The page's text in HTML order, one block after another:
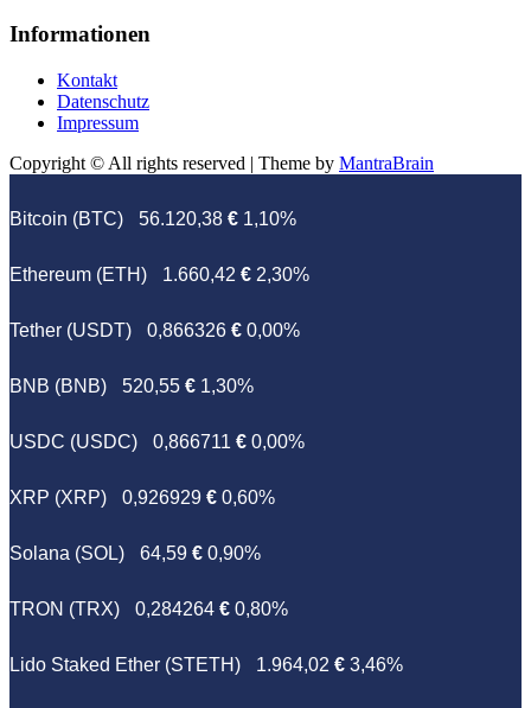
Informationen
Kontakt
Datenschutz
Impressum
Copyright © All rights reserved | Theme by MantraBrain
Bitcoin (BTC) 56.120,38 € 1,10%
Ethereum (ETH) 1.660,42 € 2,30%
Tether (USDT) 0,866326 € 0,00%
BNB (BNB) 520,55 € 1,30%
USDC (USDC) 0,866711 € 0,00%
XRP (XRP) 0,926929 € 0,60%
Solana (SOL) 64,59 € 0,90%
TRON (TRX) 0,284264 € 0,80%
Lido Staked Ether (STETH) 1.964,02 € 3,46%